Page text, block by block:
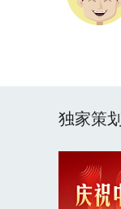
独家策划